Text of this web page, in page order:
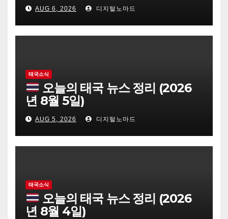
AUG 6, 2026 디지털노마드
태국소식
오늘의 태국 뉴스 정리 (2026
년 8월 5일)
AUG 5, 2026 디지털노마드
태국소식
오늘의 태국 뉴스 정리 (2026
년 8월 4일)